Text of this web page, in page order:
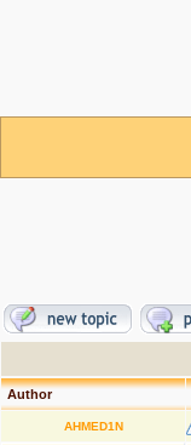
Author
AHMED1N